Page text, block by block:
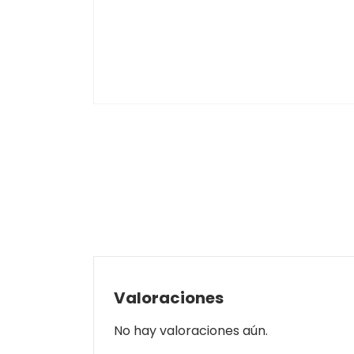
Valoraciones
No hay valoraciones aún.